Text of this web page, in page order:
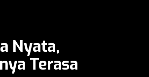
Nyata,
Terasa